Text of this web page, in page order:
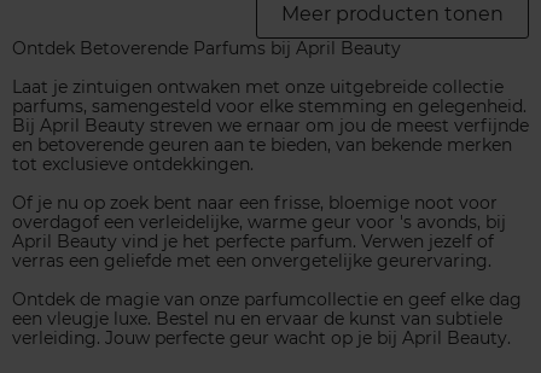
Meer producten tonen
Ontdek Betoverende Parfums bij April Beauty
Laat je zintuigen ontwaken met onze uitgebreide collectie
parfums, samengesteld voor elke stemming en gelegenheid.
Bij April Beauty streven we ernaar om jou de meest verfijnde
en betoverende geuren aan te bieden, van bekende merken
tot exclusieve ontdekkingen.
Of je nu op zoek bent naar een frisse, bloemige noot voor
overdagof een verleidelijke, warme geur voor 's avonds, bij
April Beauty vind je het perfecte parfum. Verwen jezelf of
verras een geliefde met een onvergetelijke geurervaring.
Ontdek de magie van onze parfumcollectie en geef elke dag
een vleugje luxe. Bestel nu en ervaar de kunst van subtiele
verleiding. Jouw perfecte geur wacht op je bij April Beauty.